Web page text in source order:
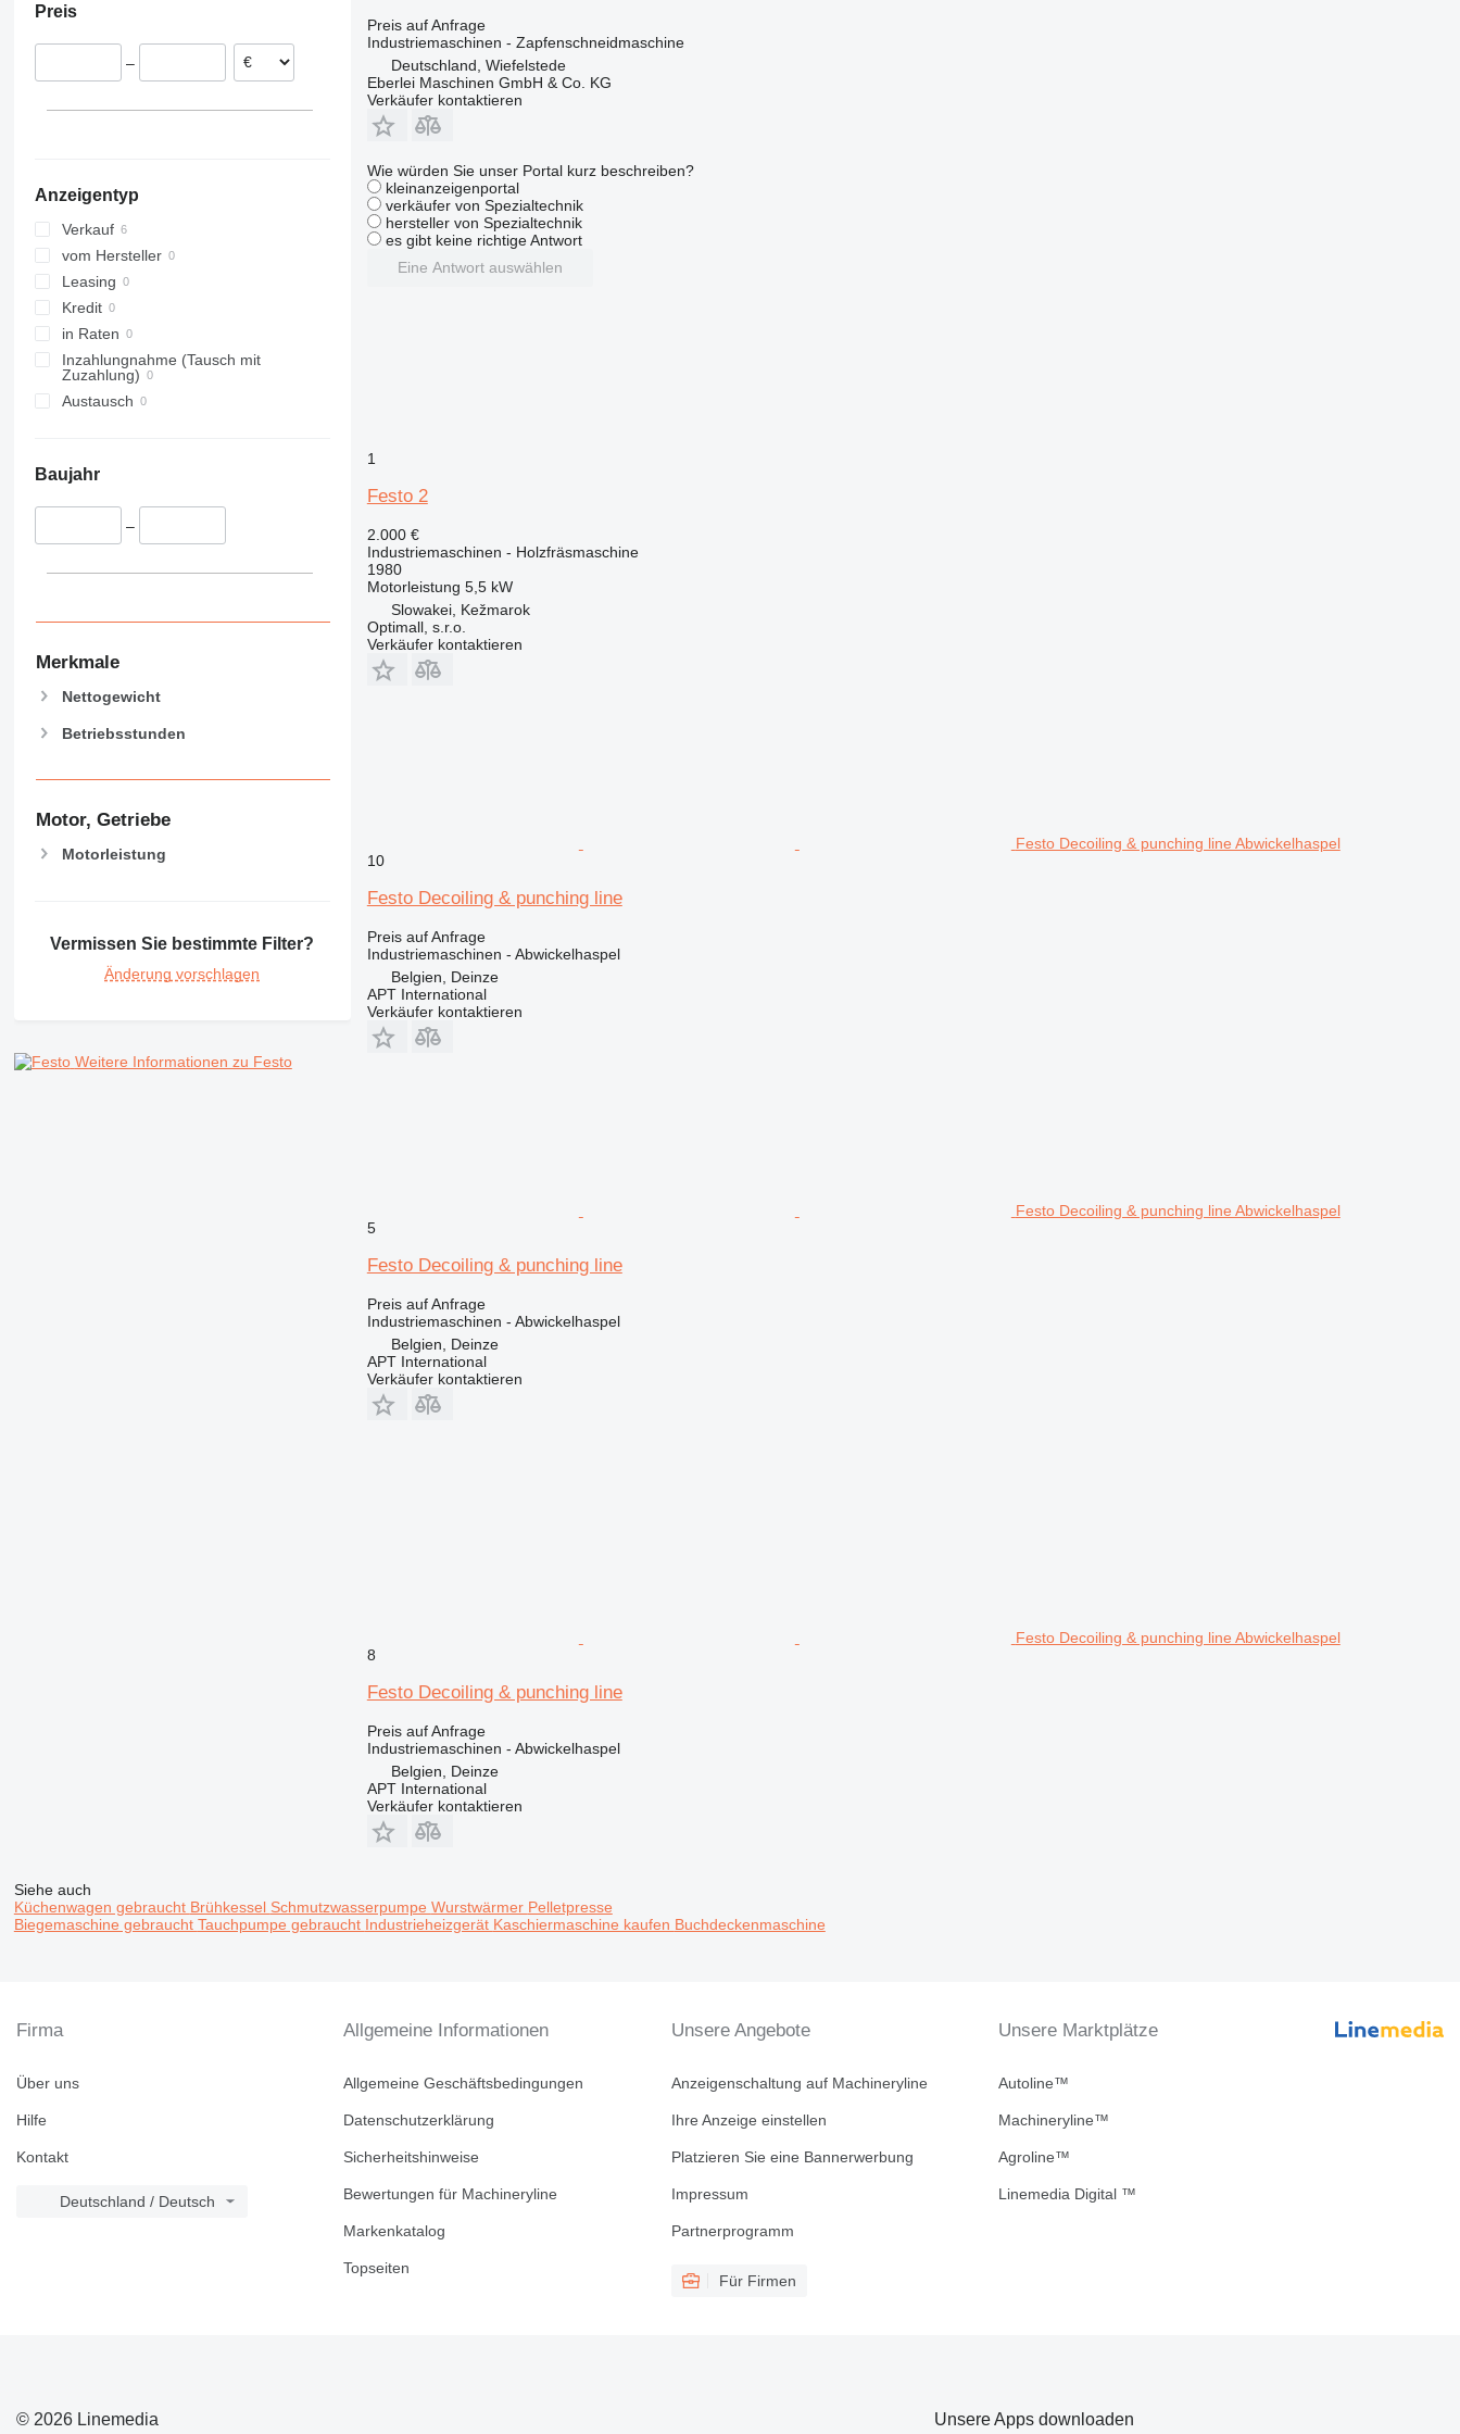
Preis
–
Anzeigentyp
Verkauf
vom Hersteller
Leasing
Kredit
in Raten
Inzahlungnahme (Tausch mit
Zuzahlung)
Austausch
Baujahr
–
Merkmale
Nettogewicht
Betriebsstunden
Motor, Getriebe
Motorleistung
Vermissen Sie bestimmte Filter?
Änderung vorschlagen
Weitere Informationen zu Festo
Preis auf Anfrage
Industriemaschinen - Zapfenschneidmaschine
Deutschland, Wiefelstede
Eberlei Maschinen GmbH & Co. KG
Verkäufer kontaktieren
Wie würden Sie unser Portal kurz beschreiben?
kleinanzeigenportal
verkäufer von Spezialtechnik
hersteller von Spezialtechnik
es gibt keine richtige Antwort
Eine Antwort auswählen
1
Festo 2
2.000 €
Industriemaschinen - Holzfräsmaschine
1980
Motorleistung 5,5 kW
Slowakei, Kežmarok
Optimall, s.r.o.
Verkäufer kontaktieren
Festo Decoiling & punching line Abwickelhaspel
10
Festo Decoiling & punching line
Preis auf Anfrage
Industriemaschinen - Abwickelhaspel
Belgien, Deinze
APT International
Verkäufer kontaktieren
Festo Decoiling & punching line Abwickelhaspel
5
Festo Decoiling & punching line
Preis auf Anfrage
Industriemaschinen - Abwickelhaspel
Belgien, Deinze
APT International
Verkäufer kontaktieren
Festo Decoiling & punching line Abwickelhaspel
8
Festo Decoiling & punching line
Preis auf Anfrage
Industriemaschinen - Abwickelhaspel
Belgien, Deinze
APT International
Verkäufer kontaktieren
Siehe auch
Küchenwagen gebraucht Brühkessel Schmutzwasserpumpe Wurstwärmer Pelletpresse
Biegemaschine gebraucht Tauchpumpe gebraucht Industrieheizgerät Kaschiermaschine kaufen Buchdeckenmaschine
Firma
Über uns
Hilfe
Kontakt
Deutschland / Deutsch
Allgemeine Informationen
Allgemeine Geschäftsbedingungen
Datenschutzerklärung
Sicherheitshinweise
Bewertungen für Machineryline
Markenkatalog
Topseiten
Unsere Angebote
Anzeigenschaltung auf Machineryline
Ihre Anzeige einstellen
Platzieren Sie eine Bannerwerbung
Impressum
Partnerprogramm
Für Firmen
Unsere Marktplätze
Autoline™
Machineryline™
Agroline™
Linemedia Digital ™
© 2026 Linemedia Unsere Apps downloaden